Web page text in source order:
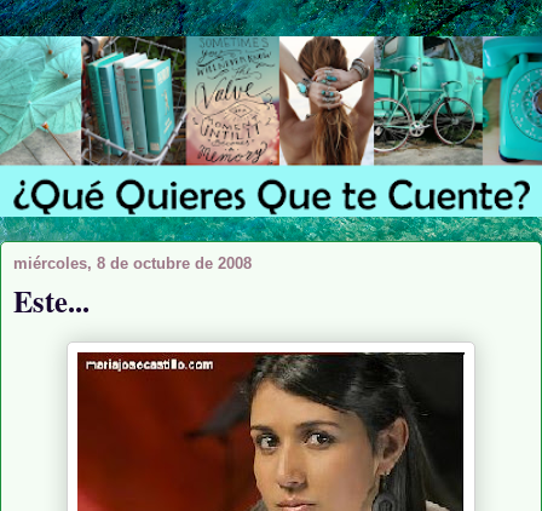
miércoles, 8 de octubre de 2008
Este...